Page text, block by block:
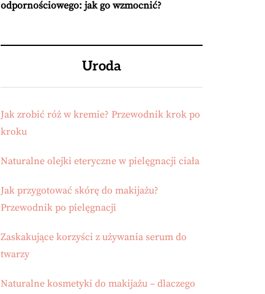
odpornościowego: jak go wzmocnić?
Uroda
Jak zrobić róż w kremie? Przewodnik krok po
kroku
Naturalne olejki eteryczne w pielęgnacji ciała
Jak przygotować skórę do makijażu?
Przewodnik po pielęgnacji
Zaskakujące korzyści z używania serum do
twarzy
Naturalne kosmetyki do makijażu – dlaczego